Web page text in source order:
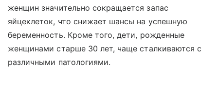
женщин значительно сокращается запас
яйцеклеток, что снижает шансы на успешную
беременность. Кроме того, дети, рожденные
женщинами старше 30 лет, чаще сталкиваются с
различными патологиями.